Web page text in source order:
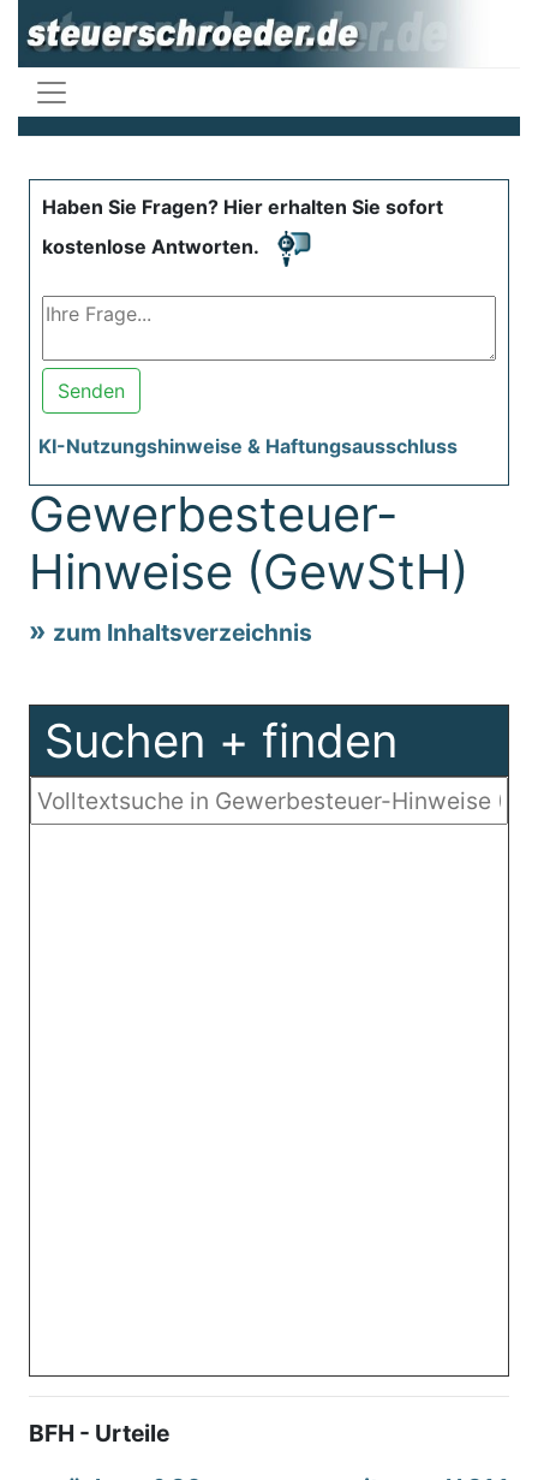
Haben Sie Fragen? Hier erhalten Sie sofort
kostenlose Antworten.
Senden
KI-Nutzungshinweise & Haftungsausschluss
Gewerbesteuer-
Hinweise (GewStH)
zum Inhaltsverzeichnis
Suchen + finden
BFH - Urteile